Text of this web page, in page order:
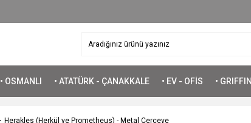
• OSMANLI • ATATÜRK - ÇANAKKALE • EV - OFİS • GRIFFIN
Herakles (Herkül ve Prometheus) - Metal Çerçeve